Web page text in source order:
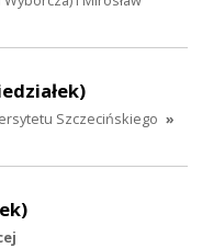
Szczecińskiego »